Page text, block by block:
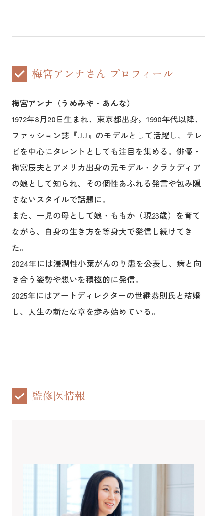
梅宮アンナさん プロフィール
梅宮アンナ（うめみや・あんな）
1972年8月20日生まれ、東京都出身。1990年代以降、
ファッション誌『JJ』のモデルとして活躍し、テレ
ビを中心にタレントとしても注目を集める。俳優・
梅宮辰夫とアメリカ出身の元モデル・クラウディア
の娘として知られ、その個性あふれる発言や包み隠
さないスタイルで話題に。
また、一児の母として娘・ももか（現23歳）を育て
ながら、自身の生き方を等身大で発信し続けてき
た。
2024年には浸潤性小葉がんのり患を公表し、病と向
き合う姿勢や想いを積極的に発信。
2025年にはアートディレクターの世継恭則氏と結婚
し、人生の新たな章を歩み始めている。
監修医情報